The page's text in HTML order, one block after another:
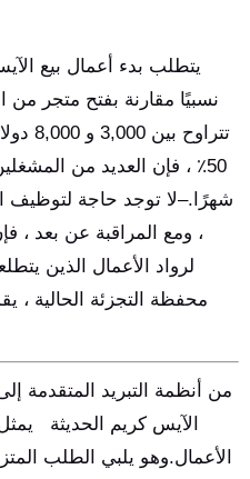
يتطلب بدء أعمال بيع
نسبيًا مقارنة بفتح متجر من
شهرًا.–لا توجد حاجة لتوظيف
، ومع المراقبة عن بعد ،
لرواد الأعمال الذين
محفظة التجزئة الحالية ،
من أنظمة التبريد المتقدمة
الآيس كريم الحديثة
الأعمال.وهو يلبي الطلب